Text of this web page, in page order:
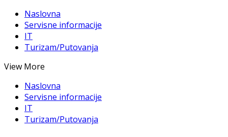
Naslovna
Servisne informacije
IT
Turizam/Putovanja
View More
Naslovna
Servisne informacije
IT
Turizam/Putovanja